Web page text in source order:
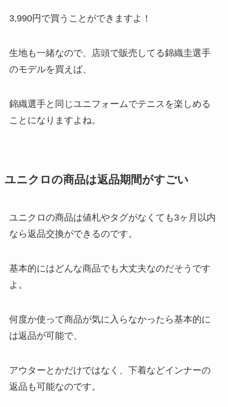
3,990円で買うことができますよ！
生地も一緒なので、店頭で販売してる錦織圭選手
のモデルを買えば、
錦織選手と同じユニフォームでテニスを楽しめる
ことになりますよね。
ユニクロの商品は返品期間がすごい
ユニクロの商品は値札やタグがなくても3ヶ月以内
なら返品交換ができるのです。
基本的にはどんな商品でも大丈夫なのだそうです
よ。
何度か使って商品が気に入らなかったら基本的に
は返品が可能で、
アウターとかだけではなく、下着などインナーの
返品も可能なのです。